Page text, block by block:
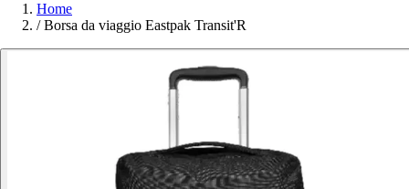
Home
/ Borsa da viaggio Eastpak Transit'R